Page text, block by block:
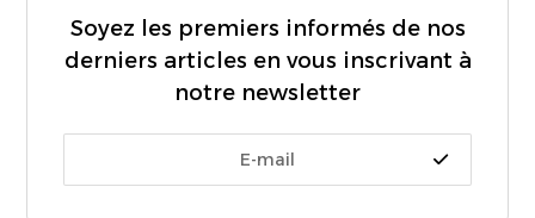
Soyez les premiers informés de nos
derniers articles en vous inscrivant à
notre newsletter